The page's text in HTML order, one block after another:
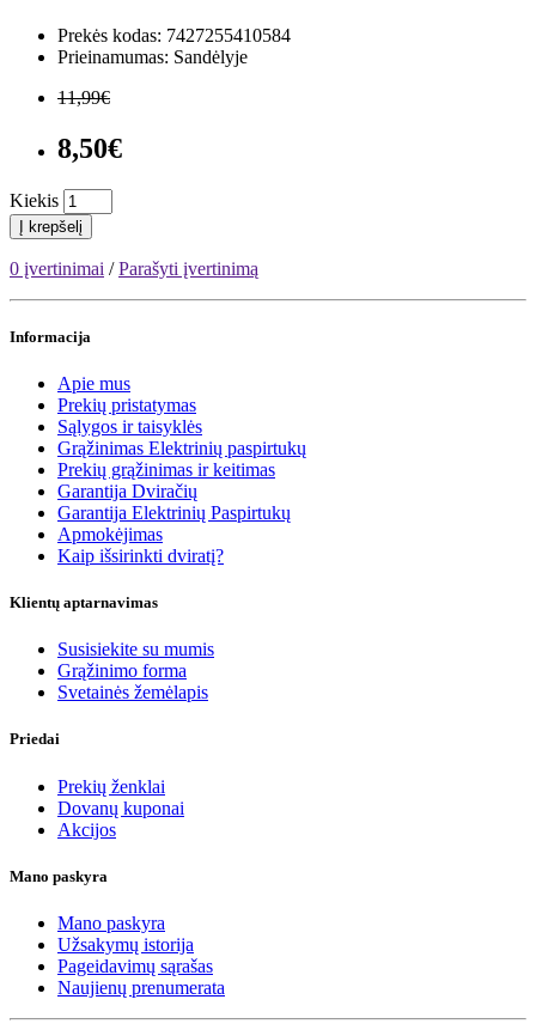
Prekės kodas: 7427255410584
Prieinamumas: Sandėlyje
11,99€
8,50€
Kiekis
Į krepšelį
0 įvertinimai /Parašyti įvertinimą
Informacija
Apie mus
Prekių pristatymas
Sąlygos ir taisyklės
Grąžinimas Elektrinių paspirtukų
Prekių grąžinimas ir keitimas
Garantija Dviračių
Garantija Elektrinių Paspirtukų
Apmokėjimas
Kaip išsirinkti dviratį?
Klientų aptarnavimas
Susisiekite su mumis
Grąžinimo forma
Svetainės žemėlapis
Priedai
Prekių ženklai
Dovanų kuponai
Akcijos
Mano paskyra
Mano paskyra
Užsakymų istorija
Pageidavimų sąrašas
Naujienų prenumerata